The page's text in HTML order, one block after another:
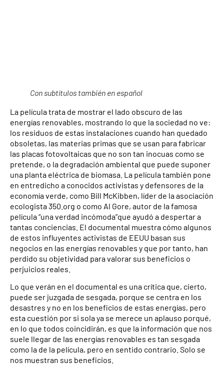
Con subtítulos también en español
La película trata de mostrar el lado obscuro de las
energías renovables, mostrando lo que la sociedad no ve:
los residuos de estas instalaciones cuando han quedado
obsoletas, las materias primas que se usan para fabricar
las placas fotovoltaicas que no son tan inocuas como se
pretende, o la degradación ambiental que puede suponer
una planta eléctrica de biomasa. La película también pone
en entredicho a conocidos activistas y defensores de la
economía verde, como Bill McKibben, líder de la asociación
ecologista 350.org o como Al Gore, autor de la famosa
película “una verdad incómoda”que ayudó a despertar a
tantas conciencias. El documental muestra cómo algunos
de estos influyentes activistas de EEUU basan sus
negocios en las energías renovables y que por tanto, han
perdido su objetividad para valorar sus beneficios o
perjuicios reales.
Lo que verán en el documental es una crítica que, cierto,
puede ser juzgada de sesgada, porque se centra en los
desastres y no en los beneficios de estas energías, pero
esta cuestión por si sola ya se merece un aplauso porqué,
en lo que todos coincidirán, es que la información que nos
suele llegar de las energías renovables es tan sesgada
como la de la película, pero en sentido contrario. Solo se
nos muestran sus beneficios.